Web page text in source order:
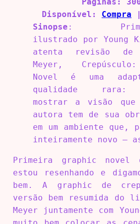
Paginas:
Disponível: Compra
Sinopse :
ilustrado por Young
atenta revisão de
Meyer,
Novel é uma
qualidade rara:
mostrar a visão
autora tem de sua
em um ambiente que,
inteiramente novo –
Primeira graphic
estou resenhando e
bem. A graphic de
versão bem resumida do
Meyer juntamente com